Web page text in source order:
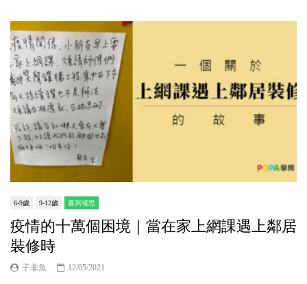
6-9歲 9-12歲 書寫省思
疫情的十萬個困境｜當在家上網課遇上鄰居
裝修時
子非魚 12/05/2021